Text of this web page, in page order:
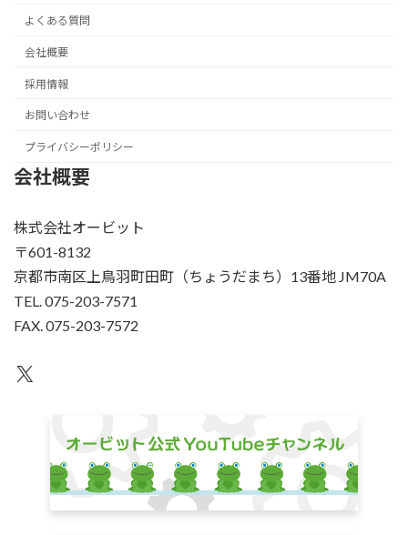
よくある質問
会社概要
採用情報
お問い合わせ
プライバシーポリシー
会社概要
株式会社オービット
〒601-8132
京都市南区上鳥羽町田町（ちょうだまち）13番地 JM70A
TEL. 075-203-7571
FAX. 075-203-7572
X